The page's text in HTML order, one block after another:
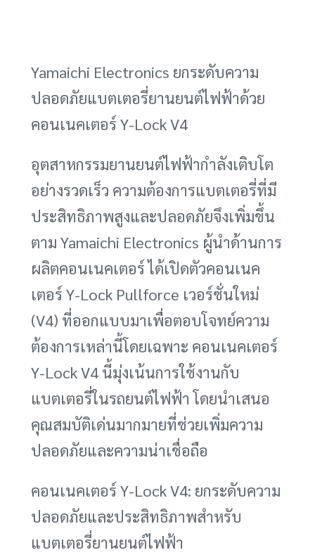
Yamaichi Electronics ยกระดับความ
ปลอดภัยแบตเตอรี่ยานยนต์ไฟฟ้าด้วย
คอนเนคเตอร์ Y-Lock V4
อุตสาหกรรมยานยนต์ไฟฟ้ากำลังเติบโต
อย่างรวดเร็ว ความต้องการแบตเตอรี่ที่มี
ประสิทธิภาพสูงและปลอดภัยจึงเพิ่มขึ้น
ตาม Yamaichi Electronics ผู้นำด้านการ
ผลิตคอนเนคเตอร์ ได้เปิดตัวคอนเนค
เตอร์ Y-Lock Pullforce เวอร์ชั่นใหม่
(V4) ที่ออกแบบมาเพื่อตอบโจทย์ความ
ต้องการเหล่านี้โดยเฉพาะ คอนเนคเตอร์
Y-Lock V4 นี้มุ่งเน้นการใช้งานกับ
แบตเตอรี่ในรถยนต์ไฟฟ้า โดยนำเสนอ
คุณสมบัติเด่นมากมายที่ช่วยเพิ่มความ
ปลอดภัยและความน่าเชื่อถือ
คอนเนคเตอร์ Y-Lock V4: ยกระดับความ
ปลอดภัยและประสิทธิภาพสำหรับ
แบตเตอรี่ยานยนต์ไฟฟ้า